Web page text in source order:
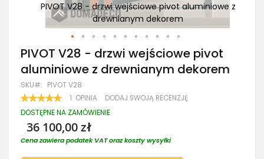
PIVOT V28 - drzwi wejściowe pivot aluminiowe z
drewnianym dekorem
Przejdź
na
początek
galerii
PIVOT V28 - drzwi wejściowe pivot
aluminiowe z drewnianym dekorem
SKU PIVOT V28
OCENA:
100 100
1 OPINIA DODAJ SWOJĄ RECENZJĘ
DOSTĘPNE NA ZAMÓWIENIE
36 100,00 zł
Cena zawiera podatek VAT oraz koszty wysyłki